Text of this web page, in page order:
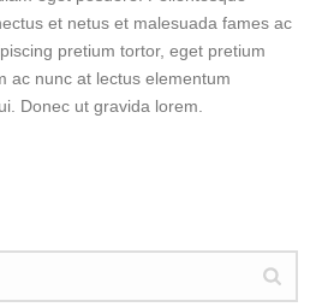
et netus et malesuada fames ac
pretium tortor, eget pretium
ac nunc at lectus elementum
Donec ut gravida lorem.